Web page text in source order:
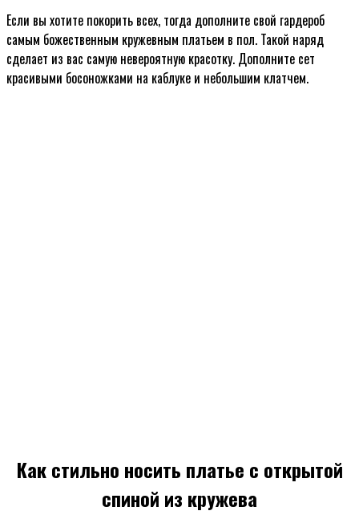
Если вы хотите покорить всех, тогда дополните свой гардероб
самым божественным кружевным платьем в пол. Такой наряд
сделает из вас самую невероятную красотку. Дополните сет
красивыми босоножками на каблуке и небольшим клатчем.
Как стильно носить платье с открытой
спиной из кружева